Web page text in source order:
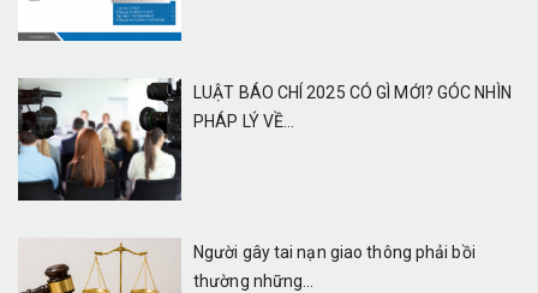
LUẬT BÁO CHÍ 2025 CÓ GÌ MỚI? GÓC NHÌN
PHÁP LÝ VỀ...
Người gây tai nạn giao thông phải bồi
thường những...